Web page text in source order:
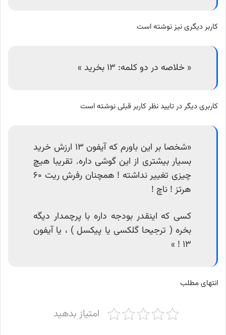
کاربر دیگری نیز نوشته است
« خلاصه در دو کلمه: ۱۳ بخرید »
کاربری دیگر در تایید نظر کاربر قبلی نوشته است
«شخصا بر این باورم که آیفون ۱۳ ارزش خرید
بسیار بیشتری از این گوشی داره. تقریبا هیچ
چیزی تغییر نداشته ! همچنان رفرش ریت ۶۰
هرتز ! ناچ !
کسی که اینقدر بودجه داره با پرچمدار دیگه
بخره ( ترجیحا گلکسی یا پیکسل ) ، یا آیفون
۱۳ ! »
انتهای مطلب
امتیاز بدهید